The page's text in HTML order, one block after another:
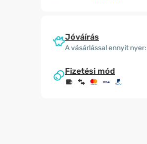
Jóváírás
A vásárlással ennyit nyer:
Fizetési mód